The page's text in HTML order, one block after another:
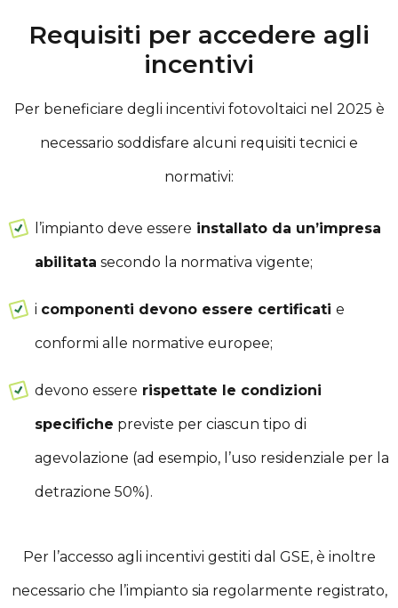
Requisiti per accedere agli
incentivi
Per beneficiare degli incentivi fotovoltaici nel 2025 è
necessario soddisfare alcuni requisiti tecnici e
normativi:
l’impianto deve essere installato da un’impresa
abilitata secondo la normativa vigente;
i componenti devono essere certificati e
conformi alle normative europee;
devono essere rispettate le condizioni
specifiche previste per ciascun tipo di
agevolazione (ad esempio, l’uso residenziale per la
detrazione 50%).
Per l’accesso agli incentivi gestiti dal GSE, è inoltre
necessario che l’impianto sia regolarmente registrato,